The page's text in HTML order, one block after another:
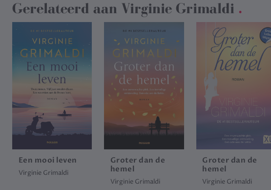
Gerelateerd aan Virginie Grimaldi .
Een mooi leven
Virginie Grimaldi
Groter dan de
hemel
Virginie Grimaldi
Groter dan de
hemel
Virginie Grimaldi